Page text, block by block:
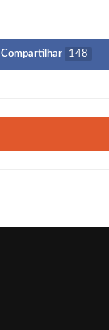
Compartilhar 148